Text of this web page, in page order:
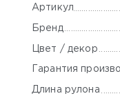
Артикул
Бренд
Цвет / декор
Гарантия
Длина рулона